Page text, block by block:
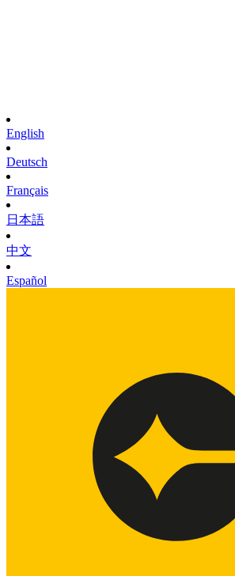
English
Deutsch
Français
日本語
中文
Español